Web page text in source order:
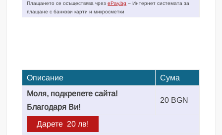
Плащането се осъществява чрезePay.bg – Интернет системата за
плащане с банкови карти и микросметки
Описание
Сума
Моля, подкрепете сайта!
Благодаря Ви!
20 BGN